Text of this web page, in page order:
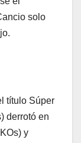
solo
título Súper
derrotó en
y